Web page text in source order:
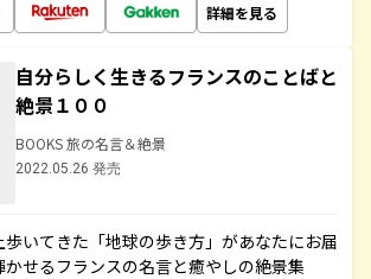
詳細を見る
自分らしく生きるフランスのことばと
絶景１００
BOOKS 旅の名言＆絶景
2022.05.26 発売
いてきた「地球の歩き方」があなたにお届
かせるフランスの名言と癒やしの絶景集